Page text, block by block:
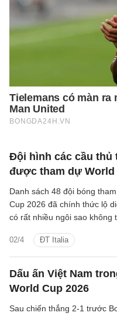
Đội hình các cầu thủ
được tham dự World
02/4 ĐT Italia
Danh sách 48 đội bóng
Cup 2026 đã chính thức lộ
có rất nhiều ngôi sao không
Dấu ấn Việt Nam
World Cup 2026
Sau chiến thắng 2-1 trước